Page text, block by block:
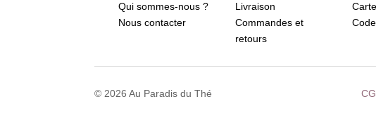
Qui sommes-nous ?
Nous contacter
Livraison
Commandes et
retours
© 2026 Au Paradis du Thé